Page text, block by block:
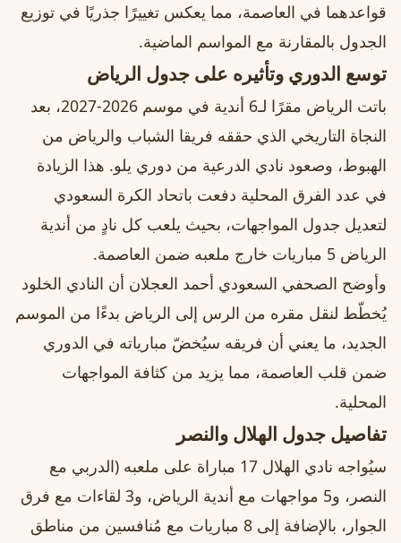
قواعدهما في العاصمة، مما يعكس تغييرًا جذريًا في توزيع
الجدول بالمقارنة مع المواسم الماضية.
توسع الدوري وتأثيره على جدول الرياض
باتت الرياض مقرًا لـ6 أندية في موسم 2026-2027، بعد
النجاة التاريخي الذي حققه فريقا الشباب والرياض من
الهبوط، وصعود نادي الدرعية من دوري يلو. هذا الزيادة
في عدد الفرق المحلية دفعت باتحاد الكرة السعودي
لتعديل جدول المواجهات، بحيث يلعب كل نادٍ من أندية
الرياض 5 مباريات خارج ملعبه ضمن العاصمة.
وأوضح الصحفي السعودي أحمد العجلان أن النادي الخلود
يُخطّط لنقل مقره من الرس إلى الرياض بدءًا من الموسم
الجديد، ما يعني أن فريقه سيُخضّ مبارياته في الدوري
ضمن قلب العاصمة، مما يزيد من كثافة المواجهات
المحلية.
تفاصيل جدول الهلال والنصر
سيُواجه نادي الهلال 17 مباراة على ملعبه (الدربي مع
النصر، و5 مواجهات مع أندية الرياض، و3 لقاءات مع فرق
الجوار، بالإضافة إلى 8 مباريات مع مُنافسين من مناطق